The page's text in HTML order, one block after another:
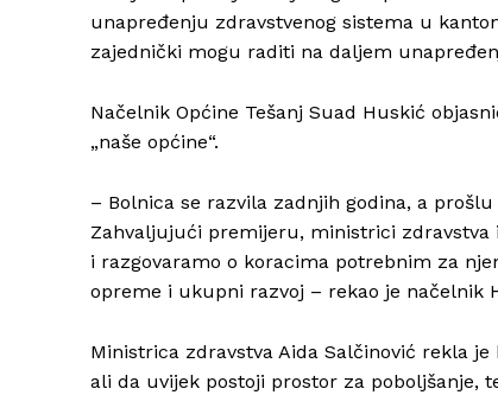
unapređenju zdravstvenog sistema u
zajednički mogu raditi na daljem
Načelnik Općine Tešanj Suad Huskić
„naše općine“.
– Bolnica se razvila zadnjih godina, a
Zahvaljujući premijeru, ministrici zdravstva
i razgovaramo o koracima potrebnim za
opreme i ukupni razvoj – rekao je načelnik
Ministrica zdravstva Aida Salčinović rekla
ali da uvijek postoji prostor za poboljšanje,